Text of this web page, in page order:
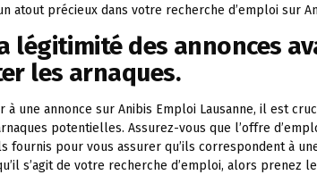
atout précieux dans votre recherche d’emploi sur
légitimité des annonces
les arnaques.
à une annonce sur Anibis Emploi Lausanne, il est
potentielles. Assurez-vous que l’offre
fournis pour vous assurer qu’ils correspondent à
s’agit de votre recherche d’emploi, alors prenez